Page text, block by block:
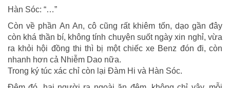
Hàn Sóc: “…”
Còn về phần An An, cô cũng rất khiêm tốn, dạo gần đây
còn khá thần bí, không tính chuyện suốt ngày xin nghỉ, vừa
ra khỏi hội đồng thi thì bị một chiếc xe Benz đón đi, còn
nhanh hơn cả Nhiễm Dao nữa.
Trong ký túc xác chỉ còn lại Đàm Hi và Hàn Sóc.